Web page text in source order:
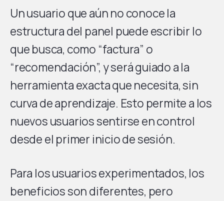
Un usuario que aún no conoce la
estructura del panel puede escribir lo
que busca, como “factura” o
“recomendación”, y será guiado a la
herramienta exacta que necesita, sin
curva de aprendizaje. Esto permite a los
nuevos usuarios sentirse en control
desde el primer inicio de sesión.
Para los usuarios experimentados, los
beneficios son diferentes, pero